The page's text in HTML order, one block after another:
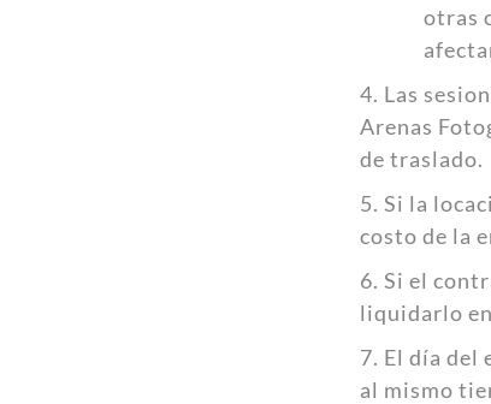
otras
4. Las
Arenas
de traslado.
5. Si la
costo de la
6. Si el
liquidarlo
7. El día del
al mismo